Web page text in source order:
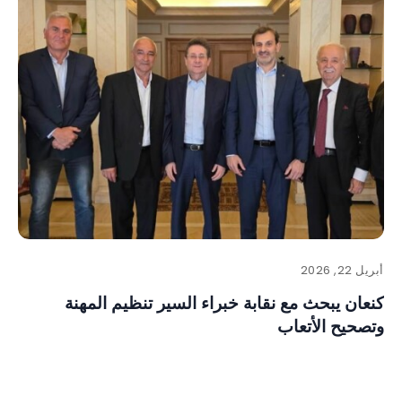
أبريل 22, 2026
كنعان يبحث مع نقابة خبراء السير تنظيم المهنة
وتصحيح الأتعاب